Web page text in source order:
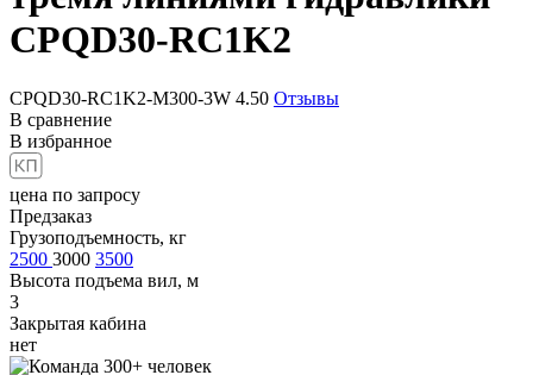
CPQD30-RC1K2
CPQD30-RC1K2-M300-3W 4.50 Отзывы
В сравнение
В избранное
цена по запросу
Предзаказ
Грузоподъемность, кг
2500 3000 3500
Высота подъема вил, м
3
Закрытая кабина
нет